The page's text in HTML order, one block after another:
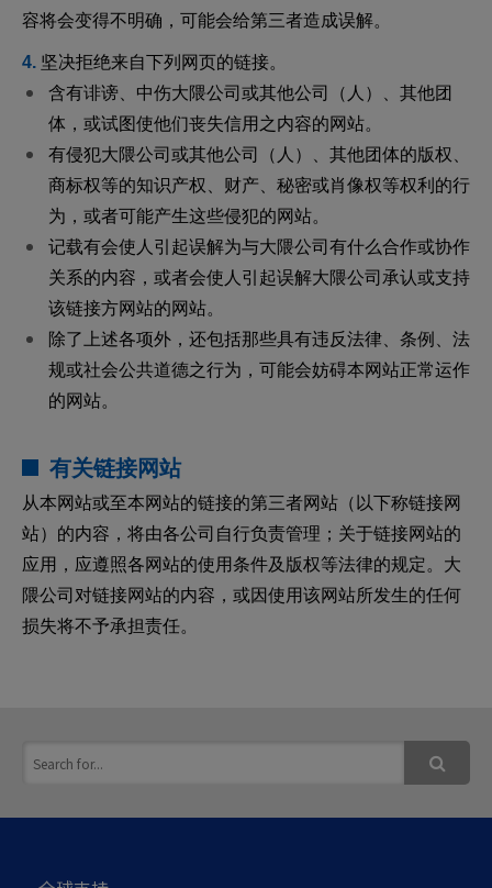
容将会变得不明确，可能会给第三者造成误解。
坚决拒绝来自下列网页的链接。
含有诽谤、中伤大隈公司或其他公司（人）、其他团
体，或试图使他们丧失信用之内容的网站。
有侵犯大隈公司或其他公司（人）、其他团体的版权、
商标权等的知识产权、财产、秘密或肖像权等权利的行
为，或者可能产生这些侵犯的网站。
记载有会使人引起误解为与大隈公司有什么合作或协作
关系的内容，或者会使人引起误解大隈公司承认或支持
该链接方网站的网站。
除了上述各项外，还包括那些具有违反法律、条例、法
规或社会公共道德之行为，可能会妨碍本网站正常运作
的网站。
有关链接网站
从本网站或至本网站的链接的第三者网站（以下称链接网
站）的内容，将由各公司自行负责管理；关于链接网站的
应用，应遵照各网站的使用条件及版权等法律的规定。大
隈公司对链接网站的内容，或因使用该网站所发生的任何
损失将不予承担责任。